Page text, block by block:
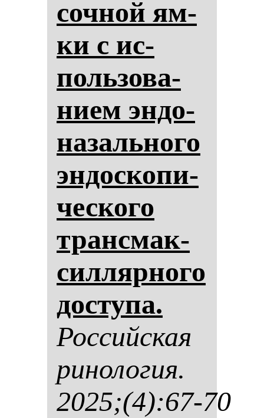
соч­ной ям­
ки с ис­
поль­зо­ва­
ни­ем эн­до­
на­заль­но­го
эн­дос­ко­пи­
чес­ко­го
тран­смак­
сил­ляр­но­го
дос­ту­па.
Рос­сий­ская
ри­но­ло­гия.
2025;(4):67-70